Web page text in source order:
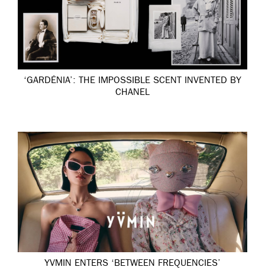
‘GARDÉNIA’: THE IMPOSSIBLE SCENT INVENTED BY
CHANEL
YVMIN ENTERS ‘BETWEEN FREQUENCIES’